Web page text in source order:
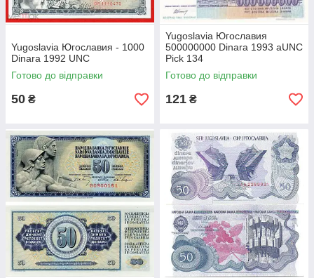
Yugoslavia Югославия - 1000
Dinara 1992 UNC
Готово до відправки
50 ₴
Yugoslavia Югославия
500000000 Dinara 1993 aUNC
Pick 134
Готово до відправки
121 ₴